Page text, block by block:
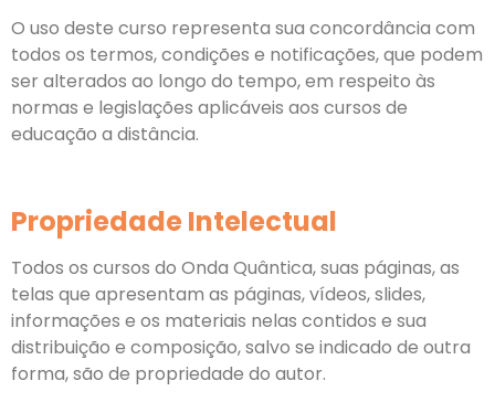
O uso deste curso representa sua concordância com
todos os termos, condições e notificações, que podem
ser alterados ao longo do tempo, em respeito às
normas e legislações aplicáveis aos cursos de
educação a distância.
Propriedade Intelectual
Todos os cursos do Onda Quântica, suas páginas, as
telas que apresentam as páginas, vídeos, slides,
informações e os materiais nelas contidos e sua
distribuição e composição, salvo se indicado de outra
forma, são de propriedade do autor.